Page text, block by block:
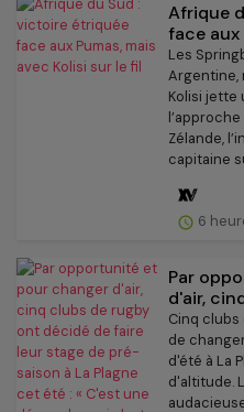
Afrique
face aux
Les
Argentine,
Kolisi jette
Zélande,
capitaine
6
Par
d'air,
Cinq clubs
de
d'été à La
d'altitude.